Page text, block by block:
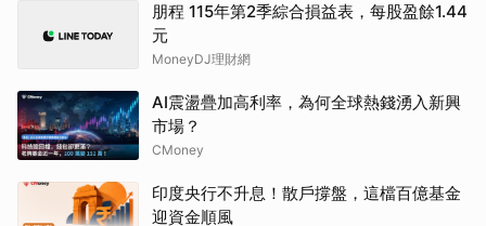
朋程 115年第2季綜合損益表，每股盈餘1.44
元
MoneyDJ理財網
AI震盪疊加高利率，為何全球熱錢湧入新興
市場？
CMoney
印度央行不升息！散戶撐盤，這檔百億基金
迎資金順風